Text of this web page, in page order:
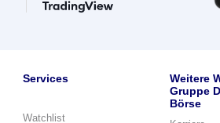
Services
Watchlist
Weitere
Gruppe
Börse